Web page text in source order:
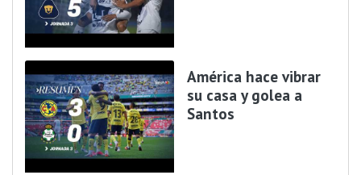
América hace vibrar
su casa y golea a
Santos